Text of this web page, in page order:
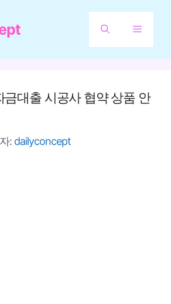
메
금대출 시공사 협약 상품 안
: dailyconcept